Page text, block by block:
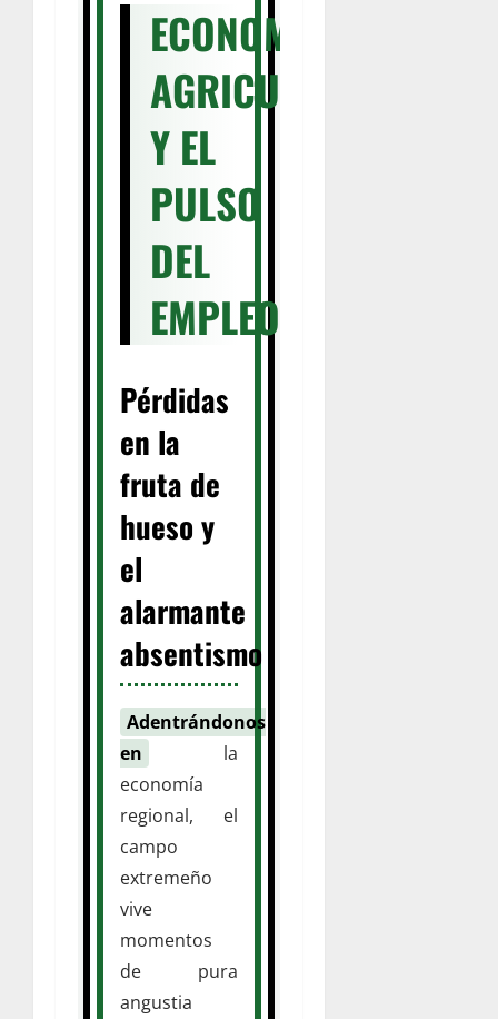
ECONOMÍA,
AGRICULTURA
Y EL
PULSO
DEL
EMPLEO
Pérdidas
en la
fruta de
hueso y
el
alarmante
absentismo
Adentrándonos
en
la
economía
regional, el
campo
extremeño
vive
momentos
de pura
angustia